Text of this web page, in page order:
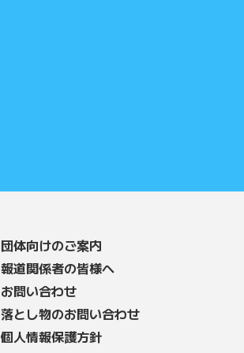
団体向けのご案内
報道関係者の皆様へ
お問い合わせ
落とし物のお問い合わせ
個人情報保護方針